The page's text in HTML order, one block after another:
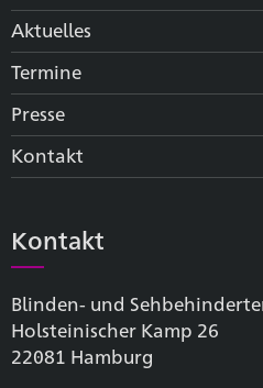
Aktuelles
Termine
Presse
Kontakt
Kontakt
Blinden- und
Holsteinischer Kamp 26
22081 Hamburg